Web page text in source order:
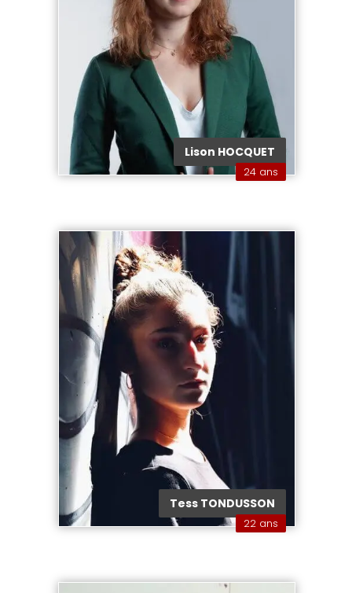
Lison HOCQUET
24 ans
Tess TONDUSSON
22 ans